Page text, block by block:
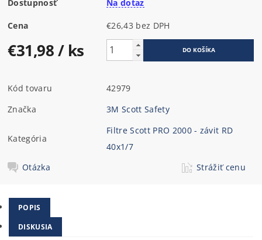
Dostupnosť Na dotaz
Cena €26,43 bez DPH
€31,98/ ks
Kód tovaru
42979
Značka
3M Scott Safety
Kategória
Filtre Scott PRO 2000 - závit RD
40x1/7
Otázka
Strážiť cenu
POPIS
DISKUSIA